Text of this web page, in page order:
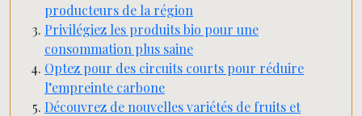
producteurs de la région
Privilégiez les produits bio pour une
consommation plus saine
Optez pour des circuits courts pour réduire
l’empreinte carbone
Découvrez de nouvelles variétés de fruits et